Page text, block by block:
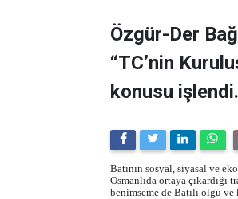
Özgür-Der
“TC’nin
konusu işlendi.
Batının sosyal, siyasal ve
Osmanlıda ortaya çıkardığı
benimseme de Batılı olgu ve